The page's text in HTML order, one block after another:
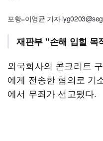
포항=이영균 기자
재판부 "손해 입힐 목
외국회사의 콘크리트
에게 전송한 혐의로 기
에서 무죄가 선고됐다.